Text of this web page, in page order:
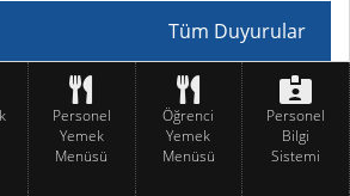
Tüm Duyurular
Personel
Yemek
Menüsü
Öğrenci
Yemek
Menüsü
Personel
Bilgi
Sistemi